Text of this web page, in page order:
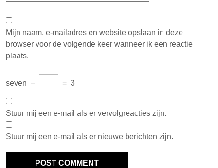
Mijn naam, e-mailadres en website opslaan in deze
browser voor de volgende keer wanneer ik een reactie
plaats.
seven − = 3
Stuur mij een e-mail als er vervolgreacties zijn.
Stuur mij een e-mail als er nieuwe berichten zijn.